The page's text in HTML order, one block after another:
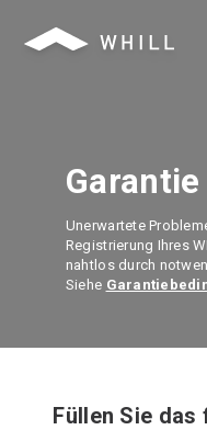
Unerwartete
Registrierung Ihres
nahtlos durch
Siehe
Füllen Sie